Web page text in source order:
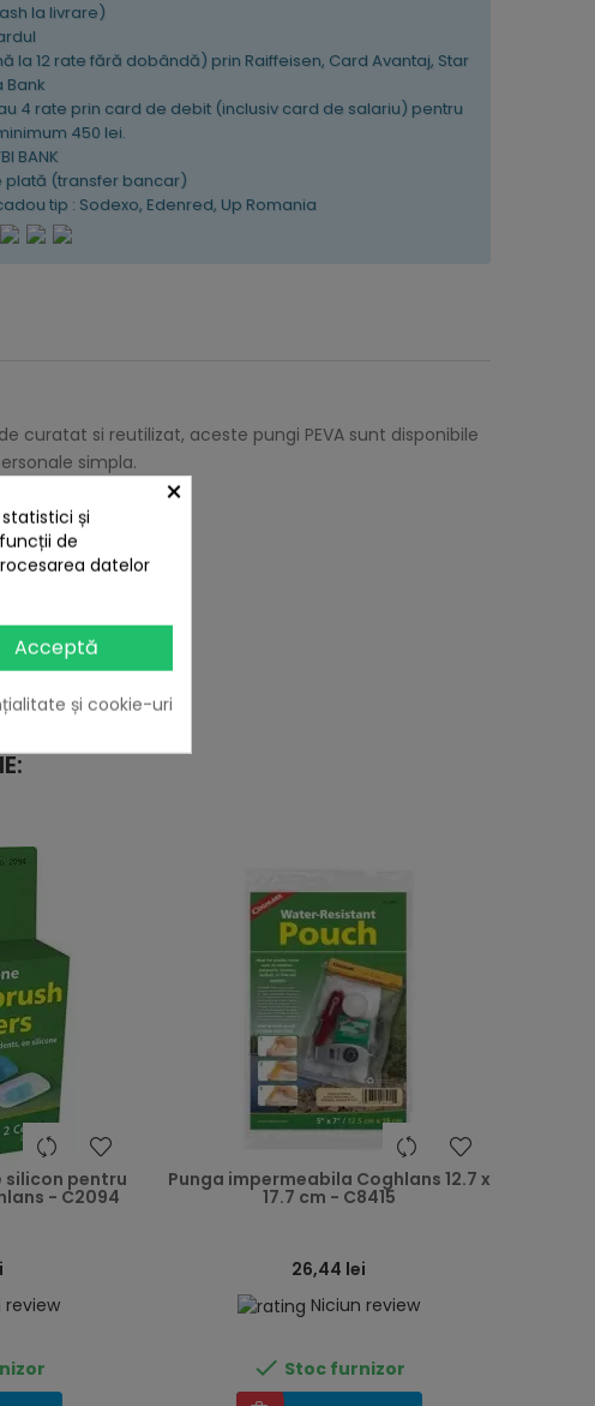
la livrare)
la 12 rate fără dobândă) prin Raiffeisen, Card Avantaj, Star
Bank
4 rate prin card de debit (inclusiv card de salariu) pentru
450 lei.
BANK
plată (transfer bancar)
tip : Sodexo, Edenred, Up Romania
curatat si reutilizat, aceste pungi PEVA sunt disponibile
simpla.
heart
pentru
- C2094
review
heart
Punga impermeabila Coghlans 12.7 x
17.7 cm - C8415
26,44 lei
Niciun review
 Stoc furnizor
×
și
de
datelor
Acceptă
și cookie-uri